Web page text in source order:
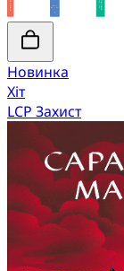
Новинка
Хіт
LCP Захист